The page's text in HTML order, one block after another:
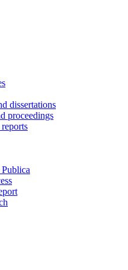
dissertations
proceedings